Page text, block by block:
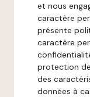
et nous
caractère
présente
caractère
protection
des
données à